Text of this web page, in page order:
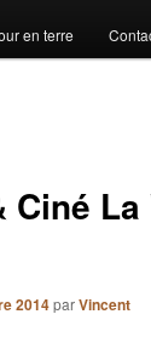
en terre
Ciné
2014parVincent